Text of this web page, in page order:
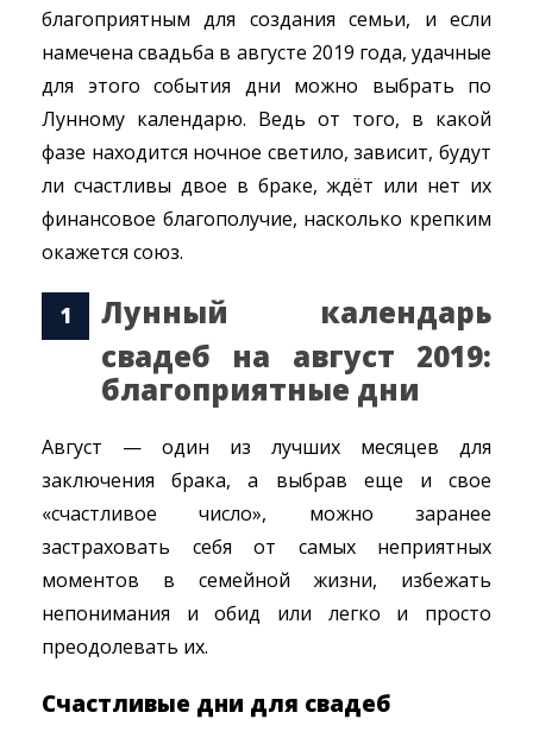
благоприятным для создания семьи, и если
намечена свадьба в августе 2019 года, удачные
для этого события дни можно выбрать по
Лунному календарю. Ведь от того, в какой
фазе находится ночное светило, зависит, будут
ли счастливы двое в браке, ждёт или нет их
финансовое благополучие, насколько крепким
окажется союз.
Лунный календарь
свадеб на август 2019:
благоприятные дни
Август — один из лучших месяцев для
заключения брака, а выбрав еще и свое
«счастливое число», можно заранее
застраховать себя от самых неприятных
моментов в семейной жизни, избежать
непонимания и обид или легко и просто
преодолевать их.
Счастливые дни для свадеб